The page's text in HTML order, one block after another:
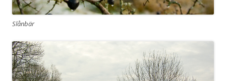
Slånbär